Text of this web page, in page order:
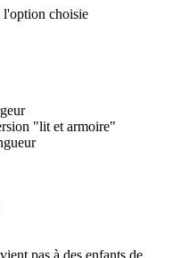
choisie
"lit et armoire"
pas à des enfants de